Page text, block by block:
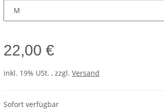
22,00 €
inkl. 19% USt. , zzgl. Versand
Sofort verfügbar